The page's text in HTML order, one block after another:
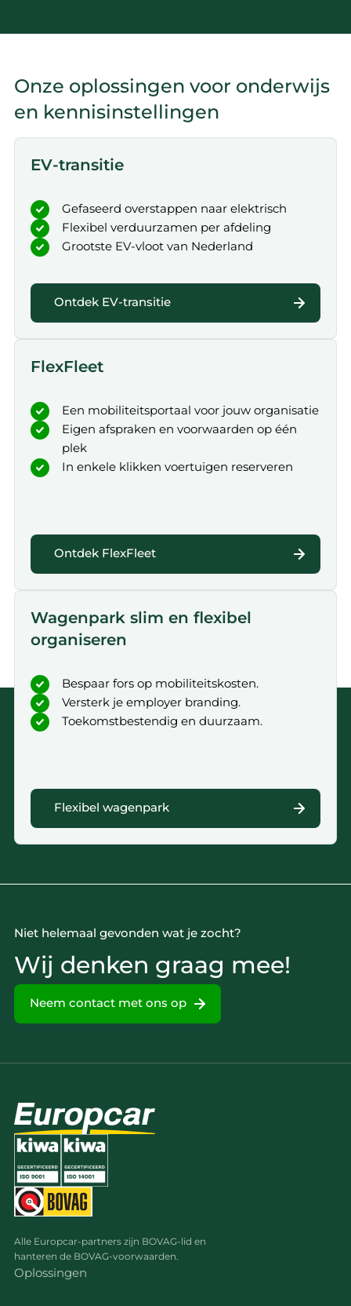
Onze oplossingen voor onderwijs
en kennisinstellingen
EV-transitie
Gefaseerd overstappen naar elektrisch
Flexibel verduurzamen per afdeling
Grootste EV-vloot van Nederland
Ontdek EV-transitie
FlexFleet
Een mobiliteitsportaal voor jouw organisatie
Eigen afspraken en voorwaarden op één
plek
In enkele klikken voertuigen reserveren
Ontdek FlexFleet
Wagenpark slim en flexibel
organiseren
Bespaar fors op mobiliteitskosten.
Versterk je employer branding.
Toekomstbestendig en duurzaam.
Flexibel wagenpark
Niet helemaal gevonden wat je zocht?
Wij denken graag mee!
Neem contact met ons op
Alle Europcar-partners zijn BOVAG-lid en
hanteren de BOVAG-voorwaarden.
Oplossingen